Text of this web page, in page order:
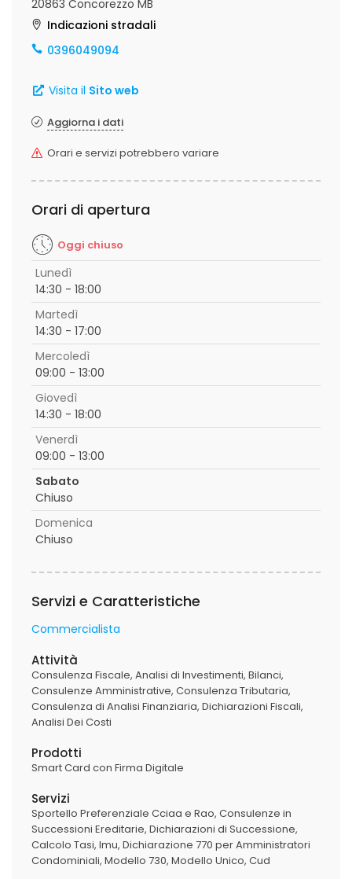
20863 Concorezzo MB
Indicazioni stradali
0396049094
Visita il Sito web
Aggiorna i dati
Orari e servizi potrebbero variare
Orari di apertura
Oggi chiuso
Lunedì
14:30 - 18:00
Martedì
14:30 - 17:00
Mercoledì
09:00 - 13:00
Giovedì
14:30 - 18:00
Venerdì
09:00 - 13:00
Sabato
Chiuso
Domenica
Chiuso
Servizi e Caratteristiche
Commercialista
Attività
Consulenza Fiscale Analisi di Investimenti Bilanci
Consulenze Amministrative Consulenza Tributaria
Consulenza di Analisi Finanziaria Dichiarazioni Fiscali
Analisi Dei Costi
Prodotti
Smart Card con Firma Digitale
Servizi
Sportello Preferenziale Cciaa e Rao Consulenze in
Successioni Ereditarie Dichiarazioni di Successione
Calcolo Tasi Imu Dichiarazione 770 per Amministratori
Condominiali Modello 730 Modello Unico Cud